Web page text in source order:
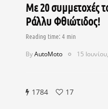
Με 20 συμμετοχές
Ράλλυ Φθιώτιδος!
ByAutoMoto 15
1784 17